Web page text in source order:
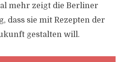
mehr zeigt die Berliner
dass sie mit Rezepten der
gestalten will.